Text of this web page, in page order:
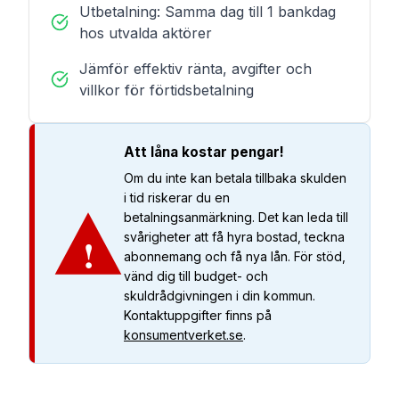
Utbetalning: Samma dag till 1 bankdag
hos utvalda aktörer
Jämför effektiv ränta, avgifter och
villkor för förtidsbetalning
!
Att låna kostar pengar!
Om du inte kan betala tillbaka skulden
i tid riskerar du en
betalningsanmärkning. Det kan leda till
svårigheter att få hyra bostad, teckna
abonnemang och få nya lån. För stöd,
vänd dig till budget- och
skuldrådgivningen i din kommun.
Kontaktuppgifter finns på
konsumentverket.se.